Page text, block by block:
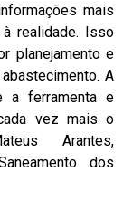
mais
realidade. Isso
planejamento e
A
a ferramenta e
vez mais o
Arantes,
dos